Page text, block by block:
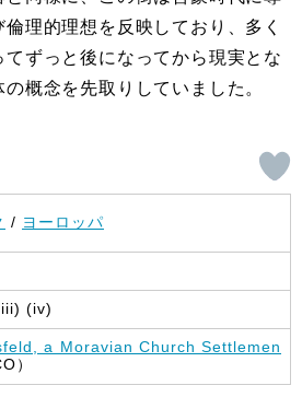
理的理想を反映しており、多く
ずっと後になってから現実とな
概念を先取りしていました。
/ ヨーロッパ
(iv)
a Moravian Church Settlemen
）